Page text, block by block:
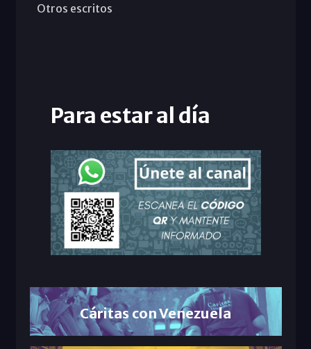
Otros escritos
Para estar al día
Cáritas con Venezuela